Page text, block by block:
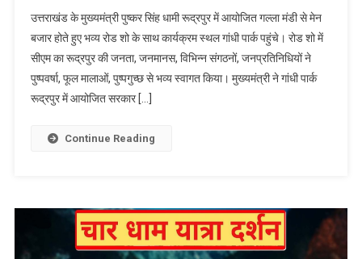
उत्तराखंड के मुख्यमंत्री पुष्कर सिंह धामी रूद्रपुर में आयोजित गल्ला मंडी से मेन
बजार होते हुए भव्य रोड शो के साथ कार्यक्रम स्थल गांधी पार्क पहुंचे। रोड शो में
सीएम का रूद्रपुर की जनता, जनमानस, विभिन्न संगठनों, जनप्रतिनिधियों ने
पुष्पवर्षा, फूल मालाओं, पुष्पगुच्छ से भव्य स्वागत किया। मुख्यमंत्री ने गांधी पार्क
रूद्रपुर में आयोजित सरकार […]
Continue Reading